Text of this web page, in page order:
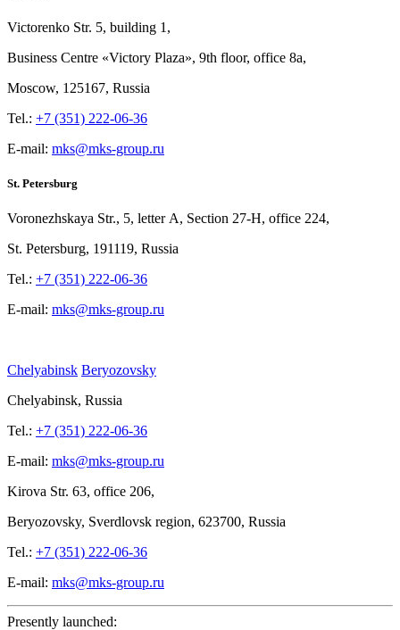
Victorenko Str. 5, building 1,
Business Centre «Victory Plaza», 9th floor, office 8a,
Moscow, 125167, Russia
Tel.: +7 (351) 222-06-36
E-mail: mks@mks-group.ru
St. Petersburg
Voronezhskaya Str., 5, letter A, Section 27-Н, office 224,
St. Petersburg, 191119, Russia
Tel.: +7 (351) 222-06-36
E-mail: mks@mks-group.ru
Chelyabinsk Beryozovsky
Chelyabinsk, Russia
Tel.: +7 (351) 222-06-36
E-mail: mks@mks-group.ru
Kirova Str. 63, office 206,
Beryozovsky, Sverdlovsk region, 623700, Russia
Tel.: +7 (351) 222-06-36
E-mail: mks@mks-group.ru
Presently launched: